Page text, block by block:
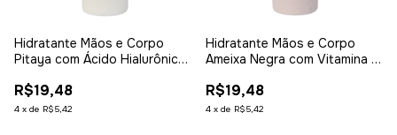
Hidratante Mãos e Corpo
Pitaya com Ácido Hialurônico
R$19,48
4 x de R$5,42
Hidratante Mãos e Corpo
Ameixa Negra com Vitamina E
R$19,48
4 x de R$5,42